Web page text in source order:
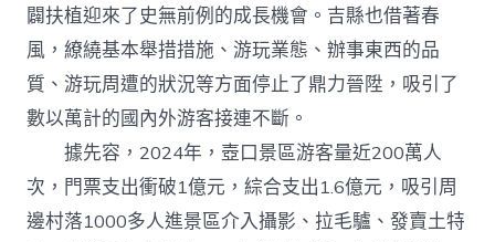
闢扶植迎來了史無前例的成長機會。吉縣也借著春
風，繚繞基本舉措措施、游玩業態、辦事東西的品
質、游玩周遭的狀況等方面停止了鼎力晉陞，吸引了
數以萬計的國內外游客接連不斷。
據先容，2024年，壺口景區游客量近200萬人
次，門票支出衝破1億元，綜合支出1.6億元，吸引周
邊村落1000多人進景區介入攝影、拉毛驢、發賣土特